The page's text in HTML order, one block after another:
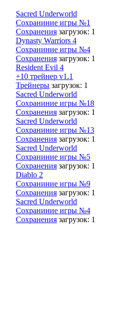
Sacred Underworld
Сохраниние игры №1
Сохранения загрузок: 1
Dynasty Warriors 4
Сохраниние игры №4
Сохранения загрузок: 1
Resident Evil 4
+10 трейнер v1.1
Трейнеры загрузок: 1
Sacred Underworld
Сохраниние игры №18
Сохранения загрузок: 1
Sacred Underworld
Сохраниние игры №13
Сохранения загрузок: 1
Sacred Underworld
Сохраниние игры №5
Сохранения загрузок: 1
Diablo 2
Сохраниние игры №9
Сохранения загрузок: 1
Sacred Underworld
Сохраниние игры №4
Сохранения загрузок: 1